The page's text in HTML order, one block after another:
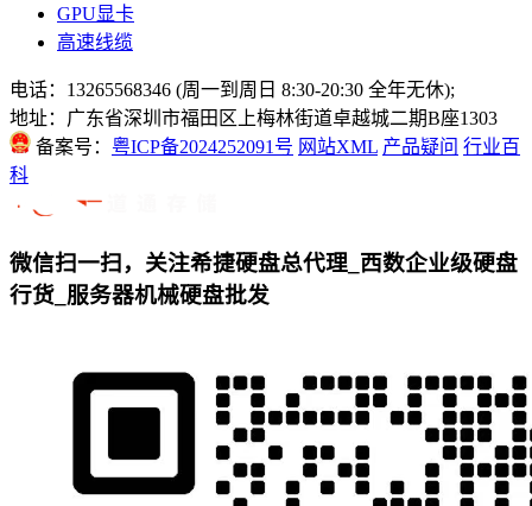
GPU显卡
高速线缆
电话：13265568346 (周一到周日 8:30-20:30 全年无休);
地址：广东省深圳市福田区上梅林街道卓越城二期B座1303
备案号： 粤ICP备2024252091号 网站XML 产品疑问 行业百
科
微信扫一扫，关注希捷硬盘总代理_西数企业级硬盘
行货_服务器机械硬盘批发